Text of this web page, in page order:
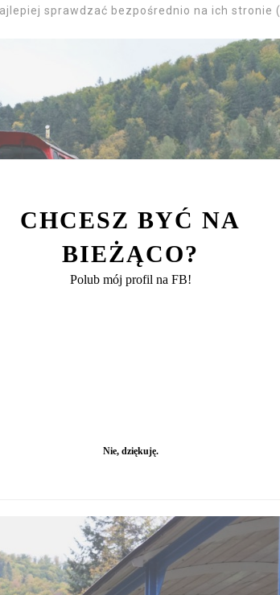
sprawdzać bezpośrednio na ich stronie (
CHCESZ BYĆ NA
BIEŻĄCO?
Polub mój profil na FB!